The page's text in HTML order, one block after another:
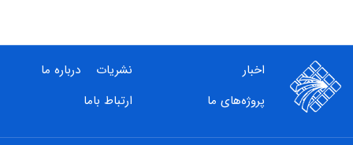
اخبار
پروژه‌های ما
نشریات
درباره ما
ارتباط باما